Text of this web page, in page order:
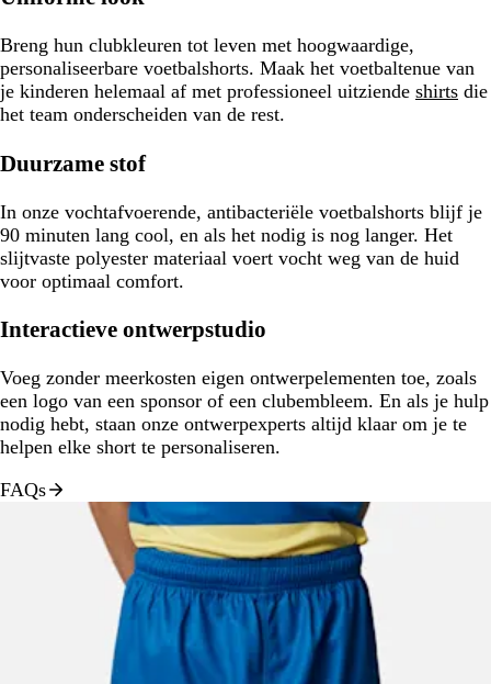
Breng hun clubkleuren tot leven met hoogwaardige,
personaliseerbare voetbalshorts. Maak het voetbaltenue van
je kinderen helemaal af met professioneel uitziende shirts die
het team onderscheiden van de rest.
Duurzame stof
In onze vochtafvoerende, antibacteriële voetbalshorts blijf je
90 minuten lang cool, en als het nodig is nog langer. Het
slijtvaste polyester materiaal voert vocht weg van de huid
voor optimaal comfort.
Interactieve ontwerpstudio
Voeg zonder meerkosten eigen ontwerpelementen toe, zoals
een logo van een sponsor of een clubembleem. En als je hulp
nodig hebt, staan onze ontwerpexperts altijd klaar om je te
helpen elke short te personaliseren.
FAQs